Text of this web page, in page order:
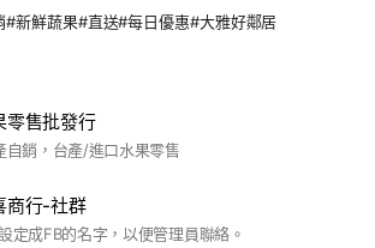
#新鮮蔬果#直送#每日優惠#大雅好鄰居
零售批發行
自銷，台產/進口水果零售
商行-社群
定成FB的名字，以便管理員聯絡。